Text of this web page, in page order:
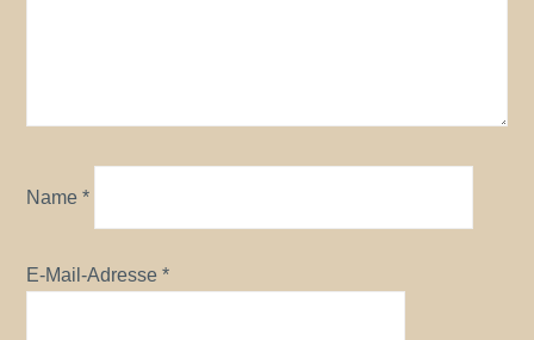
Name*
E-Mail-Adresse*